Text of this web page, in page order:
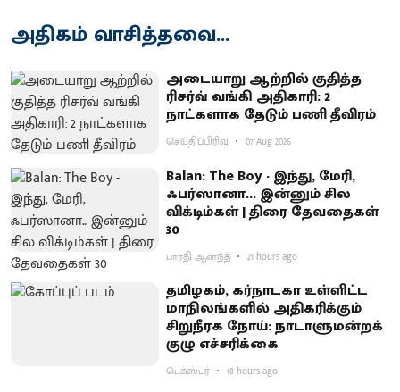
அதிகம் வாசித்தவை...
அடையாறு ஆற்றில் குதித்த
ரிசர்வ் வங்கி அதிகாரி: 2
நாட்களாக தேடும் பணி தீவிரம்
செய்திப்பிரிவு 07 Aug 2026
Balan: The Boy - இந்து, மேரி,
ஃபர்ஸானா... இன்னும் சில
விக்டிம்கள் | திரை தேவதைகள்
30
பாரதி ஆனந்த் 21 hours ago
தமிழகம், கர்நாடகா உள்ளிட்ட
மாநிலங்களில் அதிகரிக்கும்
சிறுநீரக நோய்: நாடாளுமன்றக்
குழு எச்சரிக்கை
டெக்ஸ்டர் 18 hours ago